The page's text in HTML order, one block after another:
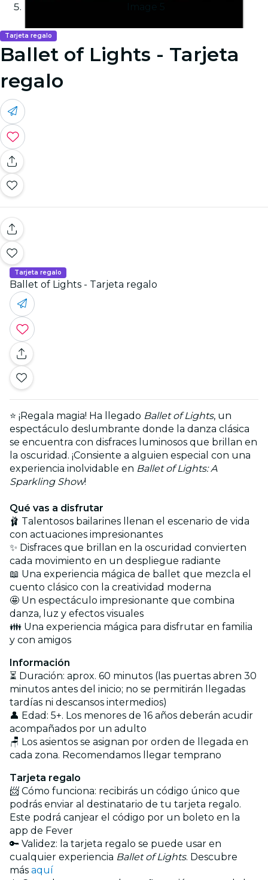
Image 5
Tarjeta regalo
Ballet of Lights - Tarjeta
regalo
Tarjeta regalo
Ballet of Lights - Tarjeta regalo
⭐ ¡Regala magia! Ha llegado Ballet of Lights, un
espectáculo deslumbrante donde la danza clásica
se encuentra con disfraces luminosos que brillan en
la oscuridad. ¡Consiente a alguien especial con una
experiencia inolvidable en Ballet of Lights: A
Sparkling Show!
Qué vas a disfrutar
🩰 Talentosos bailarines llenan el escenario de vida
con actuaciones impresionantes
✨ Disfraces que brillan en la oscuridad convierten
cada movimiento en un despliegue radiante
📖 Una experiencia mágica de ballet que mezcla el
cuento clásico con la creatividad moderna
🤩 Un espectáculo impresionante que combina
danza, luz y efectos visuales
👪 Una experiencia mágica para disfrutar en familia
y con amigos
Información
⏳ Duración: aprox. 60 minutos (las puertas abren 30
minutos antes del inicio; no se permitirán llegadas
tardías ni descansos intermedios)
👤 Edad: 5+. Los menores de 16 años deberán acudir
acompañados por un adulto
🪑 Los asientos se asignan por orden de llegada en
cada zona. Recomendamos llegar temprano
Tarjeta regalo
📨 Cómo funciona: recibirás un código único que
podrás enviar al destinatario de tu tarjeta regalo.
Este podrá canjear el código por un boleto en la
app de Fever
🔑 Validez: la tarjeta regalo se puede usar en
cualquier experiencia Ballet of Lights. Descubre
más aquí